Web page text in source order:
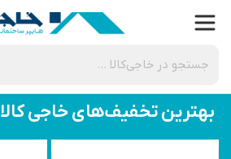
بهترین تخفیف‌های خاجی‌ کالا